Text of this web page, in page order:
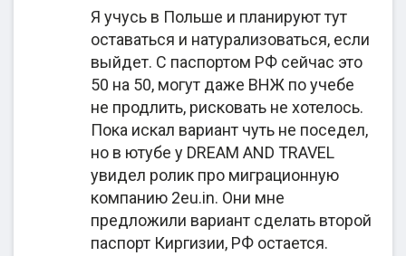
Значительную часть работы по подготовке
документов юристы берут на себя. Для клиента
— это гарантии успешной подачи и одобрения
ходатайства в кратчайшие сроки. К тому же, не
нужно самостоятельно вникать в запутанные и
сложные бюрократические процессы.
Об эффективности сотрудничества
свидетельствует множество успешных кейсов и
отзывов 2eu.in. Клиенты утверждают, что
стоимость юридических услуг отвечает средней
Я учусь в Польше и планируют тут
оставаться и натурализоваться, если
выйдет. С паспортом РФ сейчас это
50 на 50, могут даже ВНЖ по учебе
не продлить, рисковать не хотелось.
Пока искал вариант чуть не поседел,
но в ютубе у DREAM AND TRAVEL
увидел ролик про миграционную
компанию 2eu.in. Они мне
предложили вариант сделать второй
паспорт Киргизии, РФ остается.